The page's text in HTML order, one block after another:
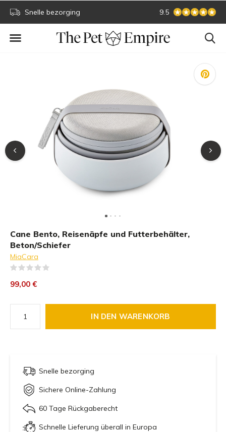
Snelle bezorging Sichere Online-
9.5
Cane Bento, Reisenäpfe und Futterbehälter,
Beton/Schiefer
MiaCara
99,00 €
IN DEN WARENKORB
Snelle bezorging
Sichere Online-Zahlung
60 Tage Rückgaberecht
Schnelle Lieferung überall in Europa